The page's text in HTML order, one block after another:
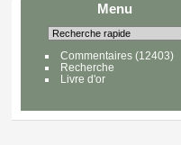
Menu
Commentaires(12403)
Recherche
Livre d'or